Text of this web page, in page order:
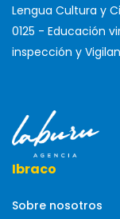
Lengua Cultura y
0125 - Educación
inspección y
Ibraco
Sobre nosotros